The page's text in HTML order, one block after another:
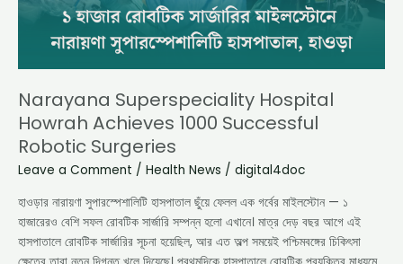
Narayana Superspeciality Hospital
Howrah Achieves 1000 Successful
Robotic Surgeries
Leave a Comment / Health News / digital4doc
হাওড়ার নারায়ণা সুপারস্পেশালিটি হাসপাতাল ছুঁয়ে ফেলল এক গর্বের মাইলস্টোন — ১
হাজারেরও বেশি সফল রোবটিক সার্জারি সম্পন্ন হলো এখানে। মাত্র দেড় বছর আগে এই
হাসপাতালে রোবটিক সার্জারির সূচনা হয়েছিল, আর এত অল্প সময়েই পশ্চিমবঙ্গের চিকিৎসা
Surgeries